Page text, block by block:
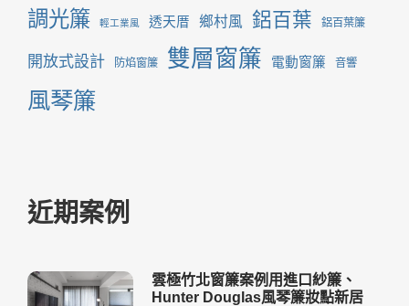
調光簾 輕工業風 透天厝 鄉村風 鋁百葉 鋁百葉簾
開放式設計 防焰窗簾 雙層窗簾 電動窗簾 音響
風琴簾
近期案例
雲極竹北窗簾案例用進口紗簾、
Hunter Douglas風琴簾妝點新居